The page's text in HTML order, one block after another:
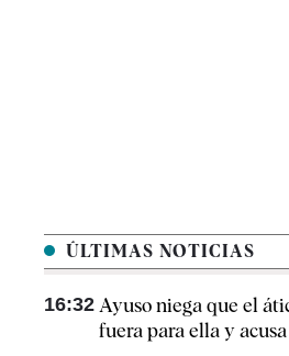
ÚLTIMAS NOTICIAS
16:32 Ayuso niega que el
fuera para ella y